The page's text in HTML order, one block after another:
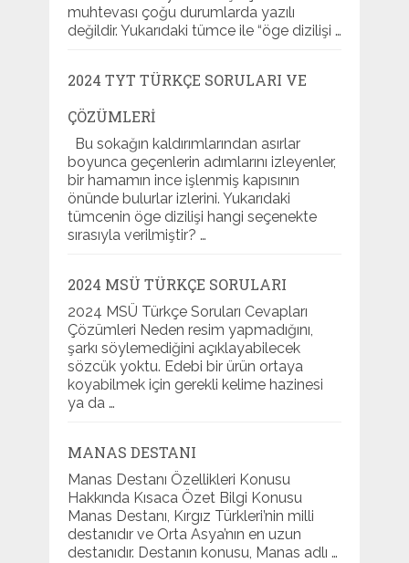
muhtevası çoğu durumlarda yazılı
değildir. Yukarıdaki tümce ile “öge dizilişi …
2024 TYT TÜRKÇE SORULARI VE
ÇÖZÜMLERI
Bu sokağın kaldırımlarından asırlar
boyunca geçenlerin adımlarını izleyenler,
bir hamamın ince işlenmiş kapısının
önünde bulurlar izlerini. Yukarıdaki
tümcenin öge dizilişi hangi seçenekte
sırasıyla verilmiştir? …
2024 MSÜ TÜRKÇE SORULARI
2024 MSÜ Türkçe Soruları Cevapları
Çözümleri Neden resim yapmadığını,
şarkı söylemediğini açıklayabilecek
sözcük yoktu. Edebi bir ürün ortaya
koyabilmek için gerekli kelime hazinesi
ya da …
MANAS DESTANI
Manas Destanı Özellikleri Konusu
Hakkında Kısaca Özet Bilgi Konusu
Manas Destanı, Kırgız Türkleri’nin milli
destanıdır ve Orta Asya’nın en uzun
destanıdır. Destanın konusu, Manas adlı …